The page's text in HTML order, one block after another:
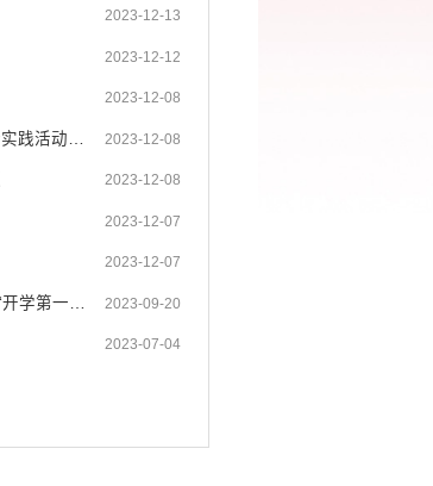
2023-12-13
2023-12-12
2023-12-08
2023-12-08
2023-12-08
2023-12-07
2023-12-07
2023-09-20
2023-07-04